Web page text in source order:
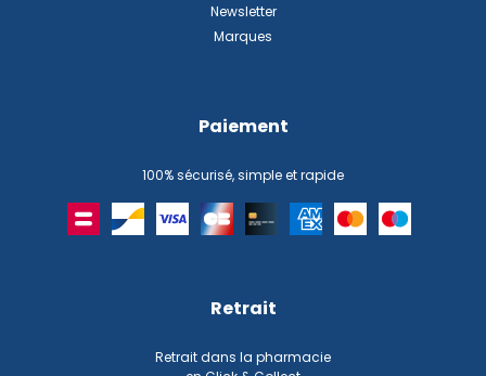
Newsletter
Marques
Paiement
100% sécurisé, simple et rapide
Retrait
Retrait dans la pharmacie